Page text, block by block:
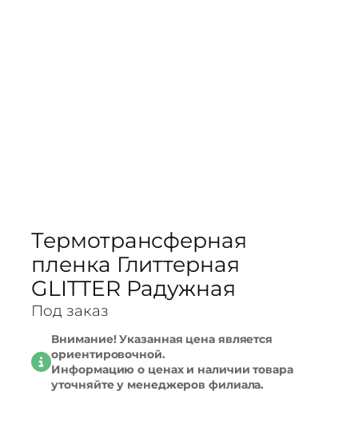
Термотрансферная
пленка Глиттерная
GLITTER Радужная
Под заказ
Внимание! Указанная цена является
ориентировочной.
Информацию о ценах и наличии товара
уточняйте у менеджеров филиала.